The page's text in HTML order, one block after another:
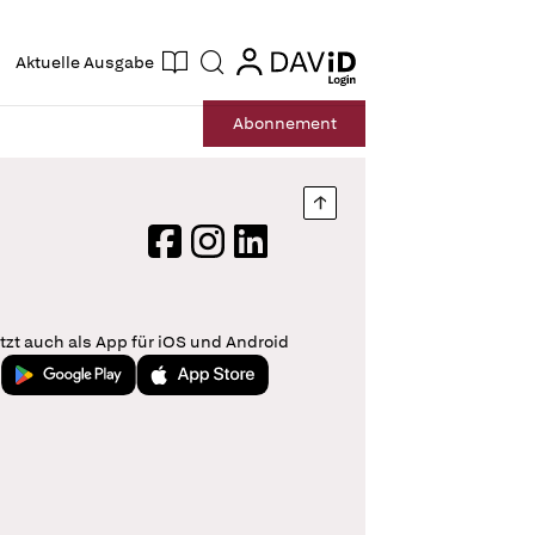
Aktuelle Ausgabe Suche login
login
Abonnement
Nach oben springen
FacebookInstagram
LinkedIn
auch als App für iOS und Android
Jetzt bei Google PlayLaden im App Store